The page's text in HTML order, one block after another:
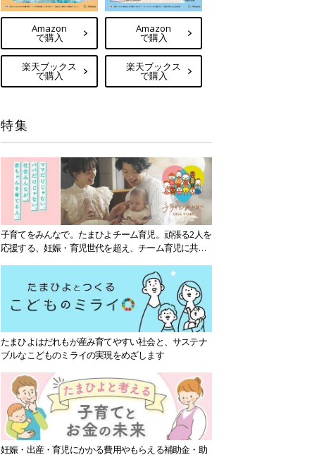
Amazon
で購入
楽天ブックス
で購入
Amazon
で購入
楽天ブックス
で購入
特集
子育てをみんなで。たまひよチーム育児。頑張る2人を
応援する、妊娠・育児世代を超え、チーム育児に共感
たまひよはだれもが産み育てやすい社会と、サステナ
ブルなこどものミライの実現をめざします
妊娠・出産・育児にかかる費用やもらえる補助金・助